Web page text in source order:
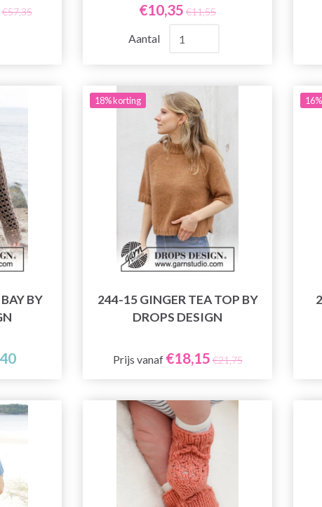
€57,35 €10,35 €11,55
Aantal
BY
18% korting
244-15 GINGER TEA TOP BY
DROPS DESIGN
Prijs vanaf €18,15 €21,75